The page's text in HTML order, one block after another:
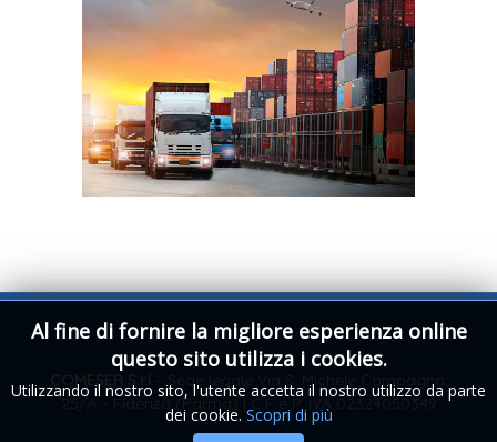
Al fine di fornire la migliore esperienza online
questo sito utilizza i cookies.
Utilizzando il nostro sito, l'utente accetta il nostro utilizzo da parte
dei cookie. Scopri di più
COMESER S.r.l
– Sede legale Via S. Michele Campagna,
25/A – Fidenza (Parma) | C.F e P. IVA 02324050349